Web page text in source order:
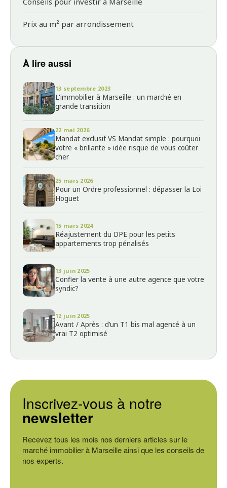
Prix au m² par arrondissement
À lire aussi
13 septembre 2023
L'immobilier à Marseille : un marché en
grande transition
22 mai 2026
Mandat exclusif VS Mandat simple : pourquoi
votre « brillante » idée risque de vous coûter
cher
25 mars 2026
Pour un Ordre professionnel : dépasser la Loi
Hoguet
15 mars 2024
Réajustement du DPE pour les petits
appartements trop pénalisés
13 juin 2025
Confier la vente à une autre agence que votre
syndic?
12 juin 2025
Avant / Après : d’un T1 bis mal agencé à un
vrai T2 optimisé
Inscrivez-vous à notre
newsletter
Recevez tous les mois nos derniers articles sur le
marché immobilier à Marseille ainsi que les conseils de
nos experts.